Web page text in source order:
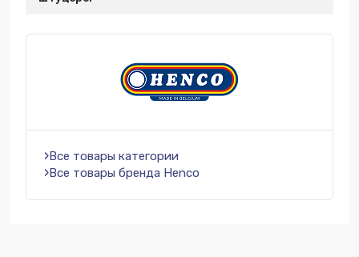
Все товары категории
Все товары бренда Henco